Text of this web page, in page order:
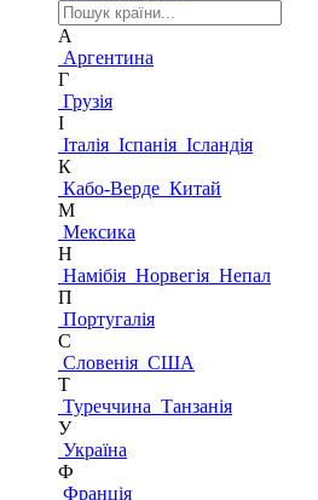
А
Аргентина
Г
Грузія
І
Італія Іспанія Ісландія
К
Кабо-Верде Китай
М
Мексика
Н
Намібія Норвегія Непал
П
Португалія
С
Словенія США
Т
Туреччина Танзанія
У
Україна
Ф
Франція